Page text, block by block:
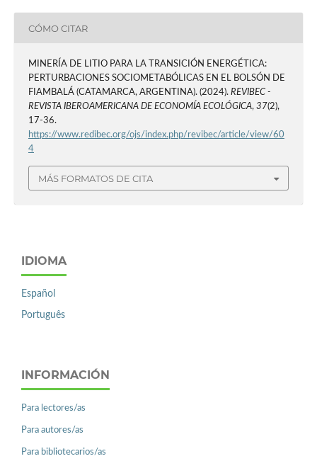
CÓMO CITAR
MINERÍA DE LITIO PARA LA TRANSICIÓN ENERGÉTICA:
PERTURBACIONES SOCIOMETABÓLICAS EN EL BOLSÓN DE
FIAMBALÁ (CATAMARCA, ARGENTINA). (2024). REVIBEC -
REVISTA IBEROAMERICANA DE ECONOMÍA ECOLÓGICA, 37(2),
17-36.
https://www.redibec.org/ojs/index.php/revibec/article/view/60
4
MÁS FORMATOS DE CITA
IDIOMA
Español
Português
INFORMACIÓN
Para lectores/as
Para autores/as
Para bibliotecarios/as